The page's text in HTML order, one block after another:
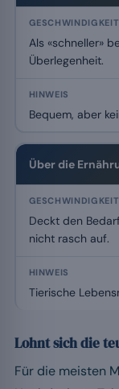
Als «schneller»
Überlegenheit.
Bequem, aber
Über die
Deckt den
nicht rasch auf.
Tierische
Lohnt sich die
Für die meisten